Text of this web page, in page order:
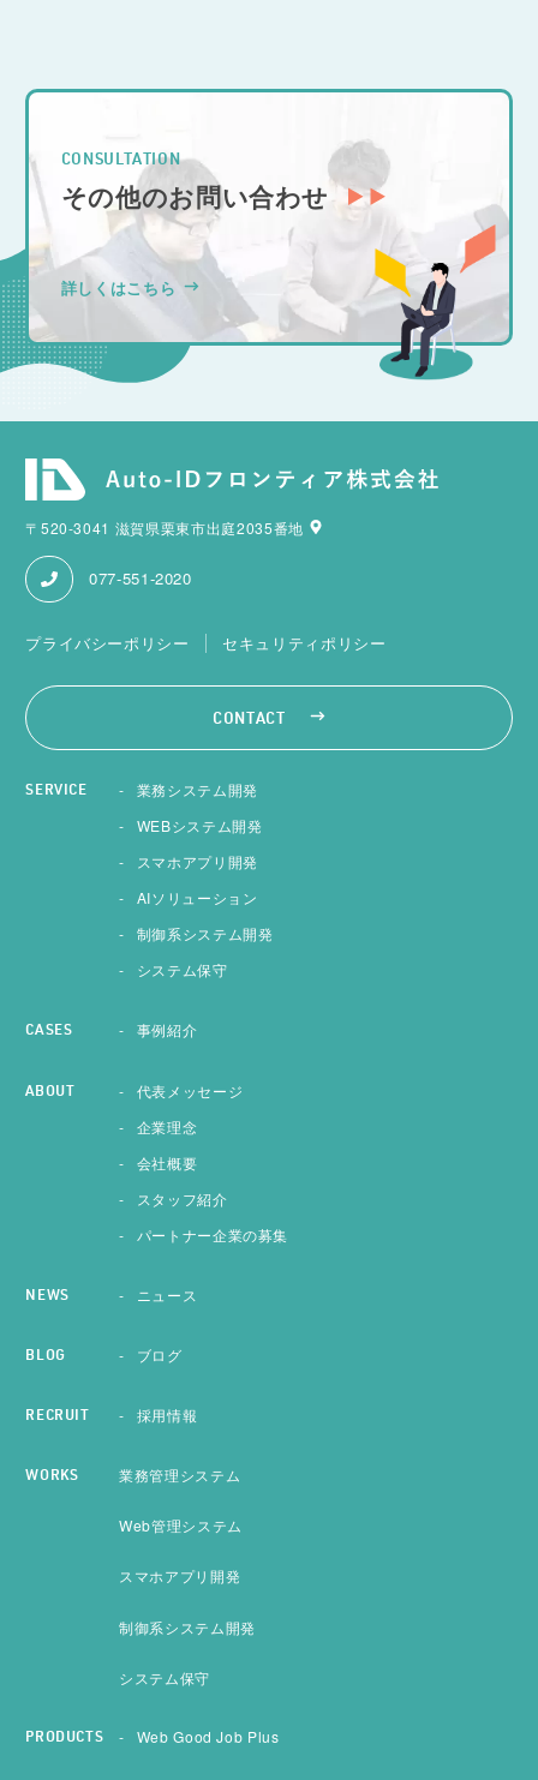
CONSULTATION
その他のお問い合わせ
詳しくはこちら
〒520-3041 滋賀県栗東市出庭2035番地
077-551-2020
プライバシーポリシー セキュリティポリシー
CONTACT
SERVICE
業務システム開発
WEBシステム開発
スマホアプリ開発
AIソリューション
制御系システム開発
システム保守
CASES 事例紹介
ABOUT
代表メッセージ
企業理念
会社概要
スタッフ紹介
パートナー企業の募集
NEWS ニュース
BLOG ブログ
RECRUIT 採用情報
WORKS 業務管理システム
Web管理システム
スマホアプリ開発
制御系システム開発
システム保守
PRODUCTS Web Good Job Plus